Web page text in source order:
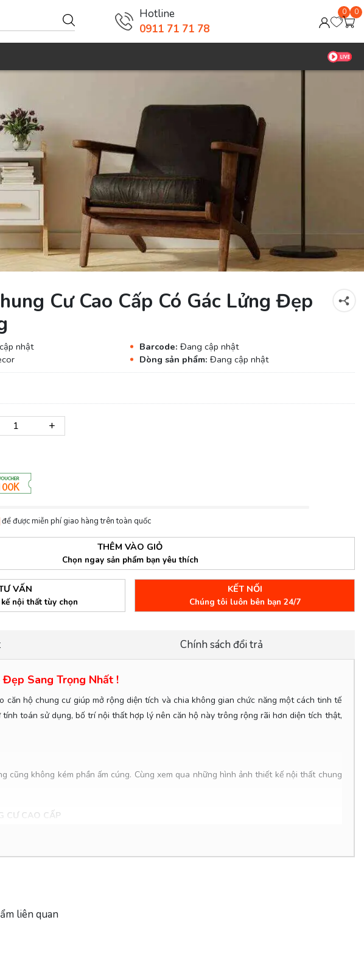
Hotline
0911 71 71 78
0 0
Cư Cao Cấp Có Gác Lửng Đẹp
nhật Barcode: Đang cập nhật
Dòng sản phẩm: Đang cập nhật
+
để được miễn phí giao hàng trên toàn quốc
THÊM VÀO GIỎ
Chọn ngay sản phẩm bạn yêu thích
VẤN
nội thất tùy chọn
KẾT NỐI
Chúng tôi luôn bên bạn 24/7
Chính sách đổi trả
Sang Trọng Nhất !
hộ chung cư giúp mở rộng diện tích và chia không gian chức năng một cách tinh tế
toán sử dụng, bố trí nội thất hợp lý nên căn hộ này trông rộng rãi hơn diện tích thật,
không kém phần ấm cúng. Cùng xem qua những hình ảnh thiết kế nội thất chung
CƯ CAO CẤP
liên quan